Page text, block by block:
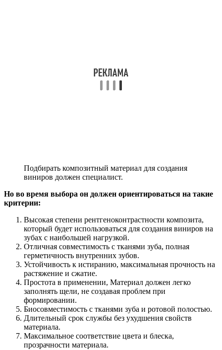
Подбирать композитный материал для создания
виниров должен специалист.
Но во время выбора он должен ориентироваться на такие
критерии:
Высокая степени рентгеноконтрастности композита,
который будет использоваться для создания виниров на
зубах с наибольшей нагрузкой.
Отличная совместимость с тканями зуба, полная
герметичность внутренних зубов.
Устойчивость к истиранию, максимальная прочность на
растяжение и сжатие.
Простота в применении, Материал должен легко
заполнять щели, не создавая проблем при
формировании.
Биосовместимость с тканями зуба и ротовой полостью.
Длительный срок службы без ухудшения свойств
материала.
Максимальное соответствие цвета и блеска,
прозрачности материала.